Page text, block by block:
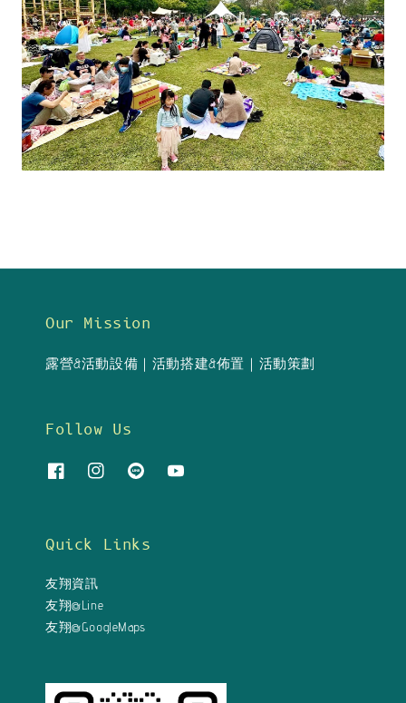
Our Mission
露營&活動設備｜活動搭建&佈置｜活動策劃
Follow Us
Quick Links
友翔資訊
友翔@Line
友翔@GoogleMaps